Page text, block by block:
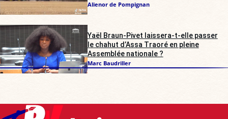
Alienor de Pompignan
Yaël Braun-Pivet laissera-t-elle passer
le chahut d’Assa Traoré en pleine
Assemblée nationale ?
Marc Baudriller